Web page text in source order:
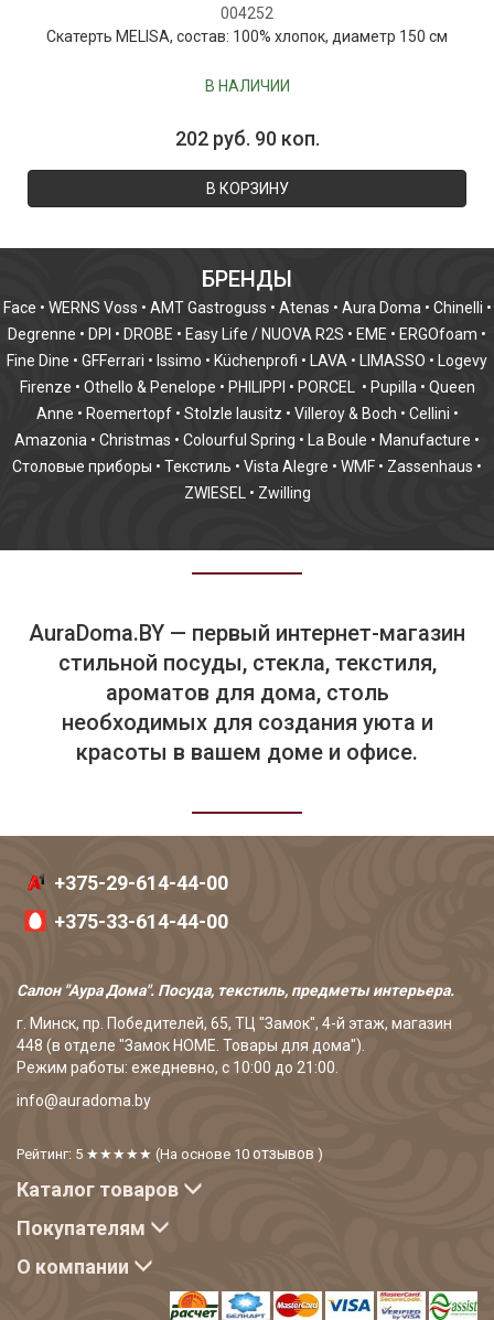
004252
Скатерть MELISA, состав: 100% хлопок, диаметр 150 см
В НАЛИЧИИ
202 руб. 90 коп.
В КОРЗИНУ
БРЕНДЫ
Face • WERNS Voss • AMT Gastroguss • Atenas • Aura Doma • Chinelli •
Degrenne • DPI • DROBE • Easy Life / NUOVA R2S • EME • ERGOfoam •
Fine Dine • GFFerrari • Issimo • Küchenprofi • LAVA • LIMASSO • Logevy
Firenze • Othello & Penelope • PHILIPPI • PORCEL • Pupilla • Queen
Anne • Roemertopf • Stolzle lausitz • Villeroy & Boch • Cellini •
Amazonia • Christmas • Colourful Spring • La Boule • Manufacture •
Столовые приборы • Текстиль • Vista Alegre • WMF • Zassenhaus •
ZWIESEL
• Zwilling
AuraDoma.BY — первый интернет-магазин
стильной посуды, стекла, текстиля,
ароматов для дома, столь
необходимых для создания уюта и
красоты в вашем доме и офисе.
+375-29-614-44-00
+375-33-614-44-00
Салон "Аура Дома". Посуда, текстиль, предметы интерьера.
г. Минск, пр. Победителей, 65, ТЦ "Замок", 4-й этаж, магазин
448 (в отделе "Замок HOME. Товары для дома").
Режим работы: ежедневно, с 10:00 до 21:00.
info@auradoma.by
Рейтинг: 5 ★★★★★ (На основе 10 отзывов )
Каталог товаров
Покупателям
О компании